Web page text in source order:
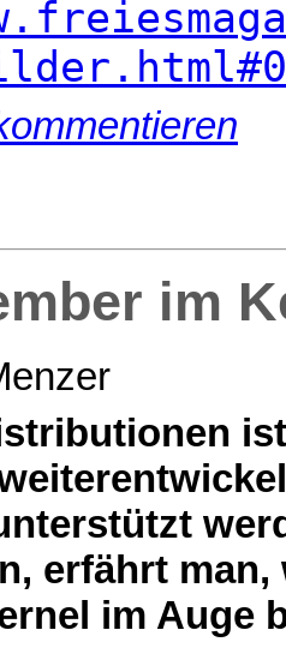
im
erfährt
im Auge